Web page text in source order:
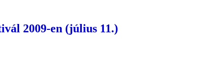
2009-en (július 11.)